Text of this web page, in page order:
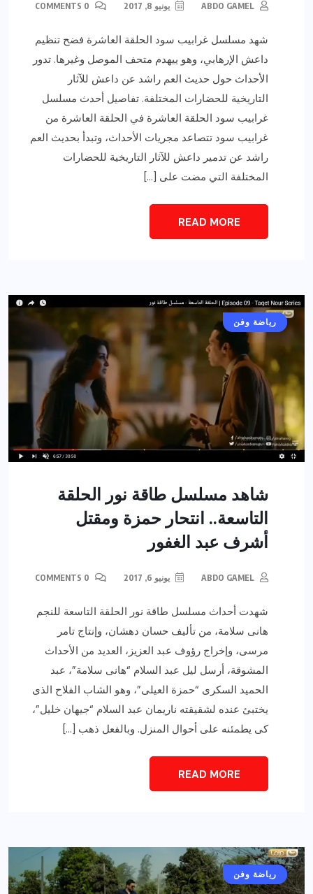
ABDO GAMEL يونيو 8, 2017
شهد مسلسل غرابيب سود الحلقة العاشرة فضح تنظيم
داعش الإرهابي، وهو ييهدم متحف الموصل وغيرها. تدور
الأحداث حول حديث العم راشد عن داعش للآثار
التاريخية للحضارات المختلفة. تفاصيل أحدث مسلسل
غرابيب سود الحلقة العاشرة في الحلقة العاشرة من
غرابيب سود تتصاعد مجريات الأحداث، وتبدأ بحديث العم
راشد عن تدمير داعش للآثار التاريخية للحضارات
المختلفة التي مضت على […]
READ MORE
أخبار عامة
رياضة وفن
شاهد مسلسل طاقة نور الحلقة
التاسعة.. انتحار حمزة ومقتل
أشرف عبد الغفور
ABDO GAMEL يونيو 6, 2017
شهدت أحداث مسلسل طاقة نور الحلقة التاسعة للنجم
هانى سلامة، من تأليف حسان دهشان، وإنتاج تامر
مرسى، وإخراج رؤوف عبد العزيز، العديد من الأحداث
المشوقة، أرسل ليل عبد السلام “هانى سلامة”، عبد
الحميد السكرى “حمزة العيلى”، وهو الشاب الفلاح الذى
يختبئ عنده لشقيقته ناريمان عبد السلام “جيهان خليل”،
كى يطمئنه على أحوال المنزل. وبالفعل ذهب […]
READ MORE
أخبار عامة
رياضة وفن